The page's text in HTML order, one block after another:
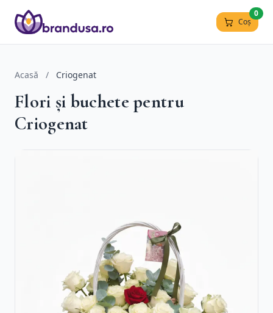
Coș
0
Acasă / Criogenat
Flori și buchete pentru
Criogenat